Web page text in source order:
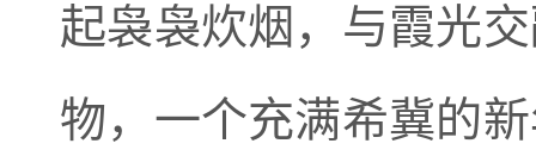
起袅袅炊烟，与霞光
物，一个充满希冀的